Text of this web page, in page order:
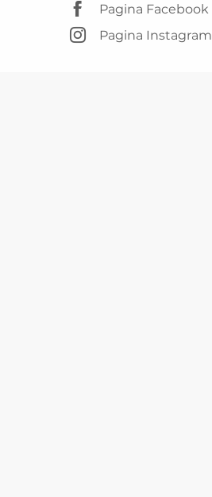
Pagina Facebook
Pagina Instagram